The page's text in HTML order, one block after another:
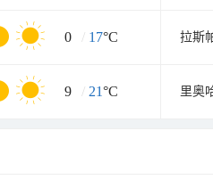
0 / 17°C 拉斯
9 / 21°C 里奥